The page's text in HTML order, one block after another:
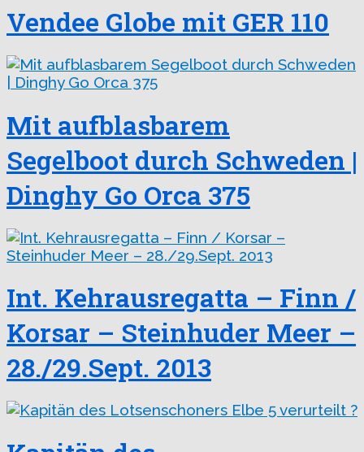
Vendee Globe mit GER 110
Mit aufblasbarem
Segelboot durch Schweden |
Dinghy Go Orca 375
Int. Kehrausregatta – Finn /
Korsar – Steinhuder Meer –
28./29.Sept. 2013